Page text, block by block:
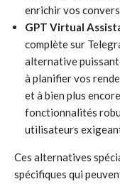
enrichir vos
GPT Virtual
complète sur
alternative
à planifier vos
et à bien plus
fonctionnalités
utilisateurs
Ces alternatives
spécifiques qui